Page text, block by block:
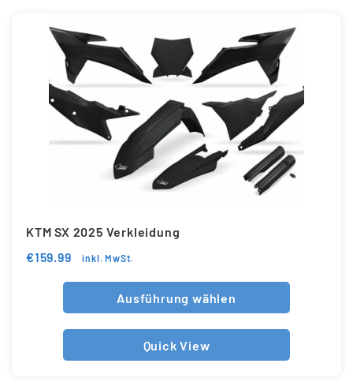
KTM SX 2025 Verkleidung
€159.99 inkl. MwSt.
Ausführung wählen
Quick View